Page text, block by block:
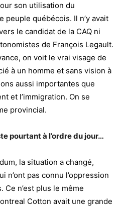
son utilisation du
québécois. Il n’y avait
le candidat de la CAQ ni
de François Legault.
on voit le vrai visage de
à un homme et sans vision à
aussi importantes que
et l’immigration. On se
provincial.
pourtant à l’ordre du jour…
la situation a changé,
n’ont pas connu l’oppression
Ce n’est plus le même
Cotton avait une grande